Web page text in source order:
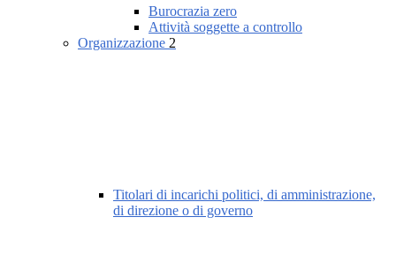
Burocrazia zero
Attività soggette a controllo
Organizzazione 2
Titolari di incarichi politici, di amministrazione,
di direzione o di governo